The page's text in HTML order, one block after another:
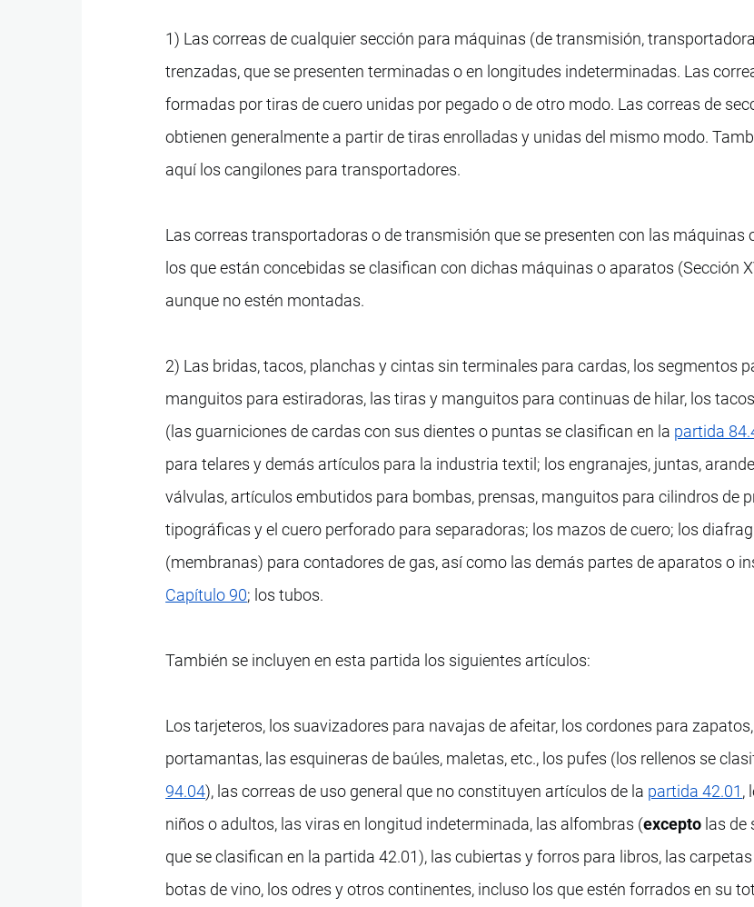
1) Las correas de cualquier sección para máquinas (de transmisión,
trenzadas, que se presenten terminadas o en longitudes indeterminadas. Las
formadas por tiras de cuero unidas por pegado o de otro modo. Las correas de
obtienen generalmente a partir de tiras enrolladas y unidas del mismo modo.
aquí los cangilones para transportadores.
Las correas transportadoras o de transmisión que se presenten con las máquinas
los que están concebidas se clasifican con dichas máquinas o aparatos (Sección
aunque no estén montadas.
2) Las bridas, tacos, planchas y cintas sin terminales para cardas, los segmentos
manguitos para estiradoras, las tiras y manguitos para continuas de hilar, los
(las guarniciones de cardas con sus dientes o puntas se clasifican en la partida
para telares y demás artículos para la industria textil; los engranajes, juntas,
válvulas, artículos embutidos para bombas, prensas, manguitos para cilindros de
tipográficas y el cuero perforado para separadoras; los mazos de cuero; los
(membranas) para contadores de gas, así como las demás partes de aparatos o
Capítulo 90; los tubos.
También se incluyen en esta partida los siguientes artículos:
Los tarjeteros, los suavizadores para navajas de afeitar, los cordones para
portamantas, las esquineras de baúles, maletas, etc., los pufes (los rellenos se
94.04), las correas de uso general que no constituyen artículos de la partida 42.01,
niños o adultos, las viras en longitud indeterminada, las alfombras (excepto las
que se clasifican en la partida 42.01), las cubiertas y forros para libros, las
botas de vino, los odres y otros continentes, incluso los que estén forrados en su